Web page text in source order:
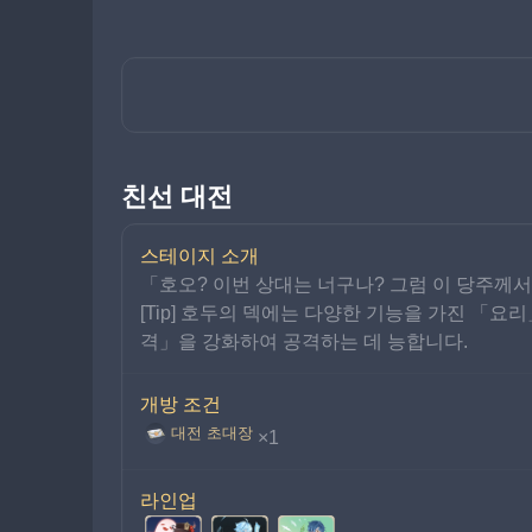
친선 대전
스테이지 소개
「호오? 이번 상대는 너구나? 그럼 이 당주께
[Tip] 호두의 덱에는 다양한 기능을 가진 「요
격」을 강화하여 공격하는 데 능합니다.
개방 조건
대전 초대장 ×1
라인업